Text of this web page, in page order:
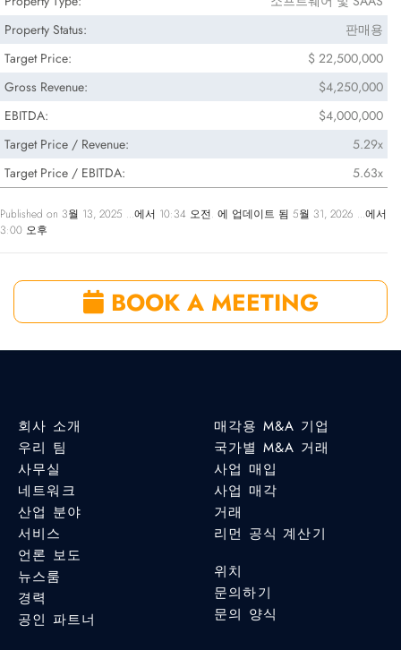
Property Status:
판매용
Target Price:
$ 22,500,000
Gross Revenue:
$4,250,000
EBITDA:
$4,000,000
Target Price / Revenue:
5.29x
Target Price / EBITDA:
5.63x
Published on 3월 13, 2025 ...에서 10:34 오전. 에 업데이트 됨 5월 31, 2026 ...에서
3:00 오후
BOOK A MEETING
회사 소개
우리 팀
사무실
네트워크
산업 분야
서비스
언론 보도
뉴스룸
경력
공인 파트너
매각용 M&A 기업
국가별 M&A 거래
사업 매입
사업 매각
거래
리먼 공식 계산기
위치
문의하기
문의 양식